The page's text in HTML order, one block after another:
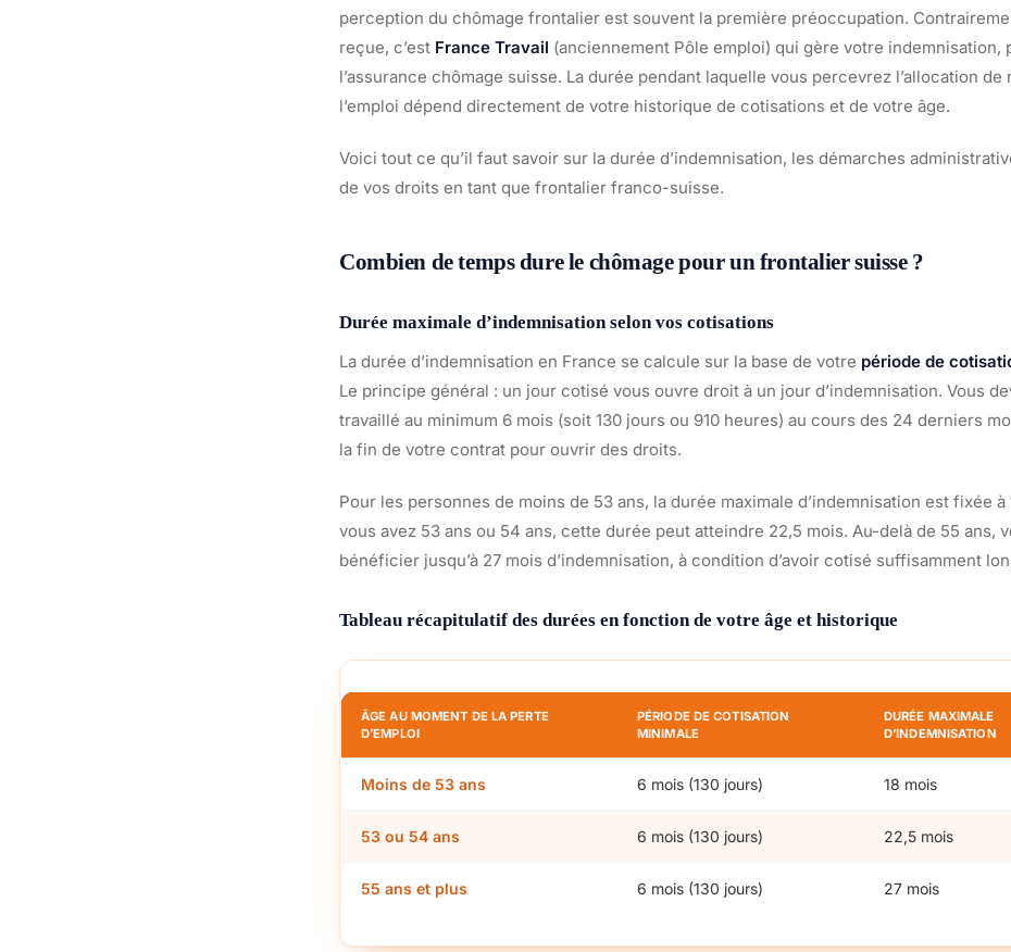
perception du chômage frontalier est souvent la première préoccupation.
reçue, c’est France Travail (anciennement Pôle emploi) qui gère votre indemnisation,
l’assurance chômage suisse. La durée pendant laquelle vous percevrez l’allocation de
l’emploi dépend directement de votre historique de cotisations et de votre âge.
Voici tout ce qu’il faut savoir sur la durée d’indemnisation, les démarches
de vos droits en tant que frontalier franco-suisse.
Combien de temps dure le chômage pour un frontalier suisse ?
Durée maximale d’indemnisation selon vos cotisations
La durée d’indemnisation en France se calcule sur la base de votre période de
Le principe général : un jour cotisé vous ouvre droit à un jour d’indemnisation. Vous
travaillé au minimum 6 mois (soit 130 jours ou 910 heures) au cours des 24 derniers
la fin de votre contrat pour ouvrir des droits.
Pour les personnes de moins de 53 ans, la durée maximale d’indemnisation est fixée à
vous avez 53 ans ou 54 ans, cette durée peut atteindre 22,5 mois. Au-delà de 55 ans,
bénéficier jusqu’à 27 mois d’indemnisation, à condition d’avoir cotisé suffisamment
Tableau récapitulatif des durées en fonction de votre âge et historique
ÂGE AU MOMENT DE LA PERTE
D’EMPLOI
PÉRIODE DE COTISATION
MINIMALE
DURÉE MAXIMALE
D’INDEMNISATION
Moins de 53 ans 6 mois (130 jours) 18 mois
53 ou 54 ans 6 mois (130 jours) 22,5 mois
55 ans et plus 6 mois (130 jours) 27 mois